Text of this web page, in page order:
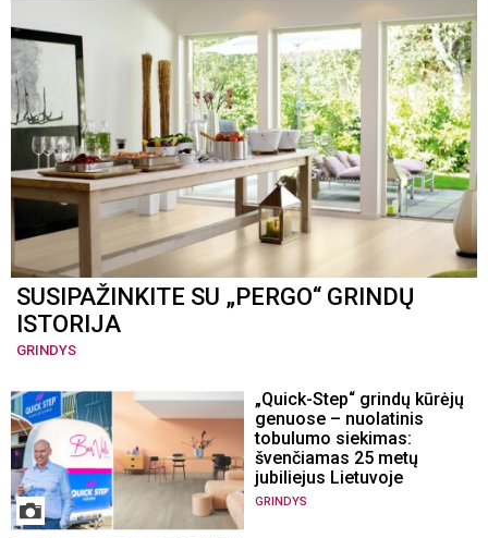
SUSIPAŽINKITE SU „PERGO“ GRINDŲ
ISTORIJA
GRINDYS
„Quick-Step“ grindų kūrėjų
genuose – nuolatinis
tobulumo siekimas:
švenčiamas 25 metų
jubiliejus Lietuvoje
GRINDYS